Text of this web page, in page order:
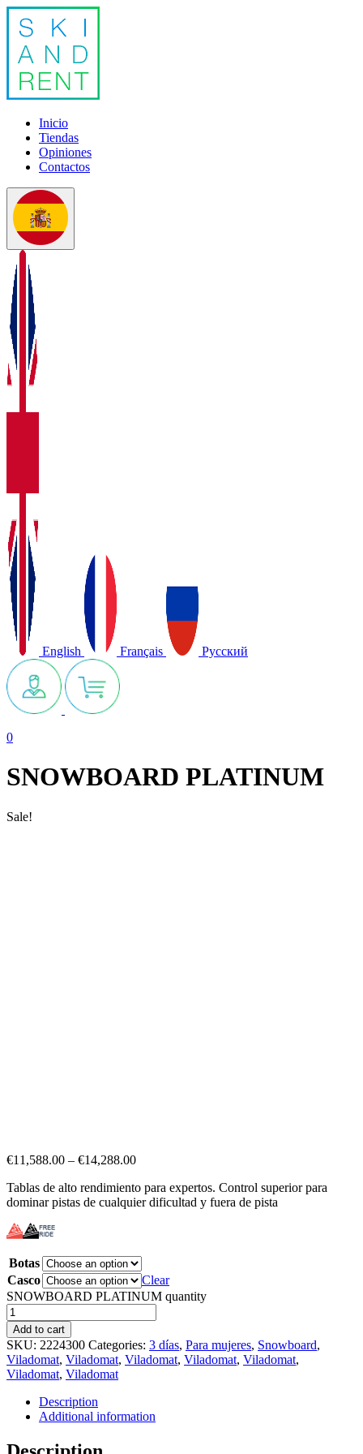
Inicio
Tiendas
Opiniones
Contactos
English Français Русский
0
SNOWBOARD PLATINUM
Sale!
€11,588.00 – €14,288.00
Tablas de alto rendimiento para expertos. Control superior para
dominar pistas de cualquier dificultad y fuera de pista
Botas
Casco
Clear
SNOWBOARD PLATINUM quantity
Add to cart
SKU: 2224300 Categories: 3 días, Para mujeres, Snowboard,
Viladomat, Viladomat, Viladomat, Viladomat, Viladomat,
Viladomat, Viladomat
Description
Additional information